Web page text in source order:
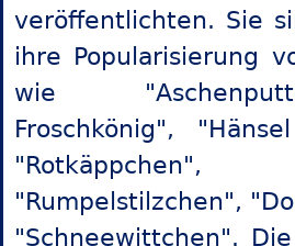
veröffentlichten. Sie
ihre Popularisierung
wie
Froschkönig",
"Rotkäppchen",
"Rumpelstilzchen",
"Schneewittchen".